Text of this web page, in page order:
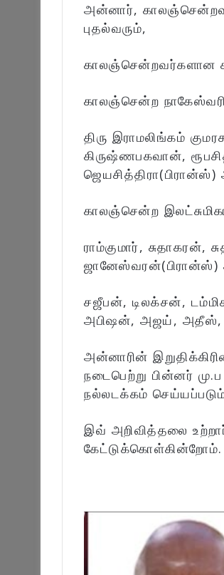
அன்னார்,
புதல்வரும்,
காலஞ்சென்றவர்களான
காலஞ்சென்ற
திரு இராமலிங்கம்
கிருஷ்ணபகவான்,
காலஞ்சென்ற
ராம்குமார், சுதாகரன்,
ஜானேஸ்வரன்(பிரான்ஸ்)
சஜீபன், டிலக்சன்,
அபிஷன், அஜய், அதீஸ்,
அன்னாரின்
நடைபெற்று பின்னர்
நல்லடக்கம்
இவ் அறிவித்தலை
கேட்டுக்கொள்கின்றோம்.